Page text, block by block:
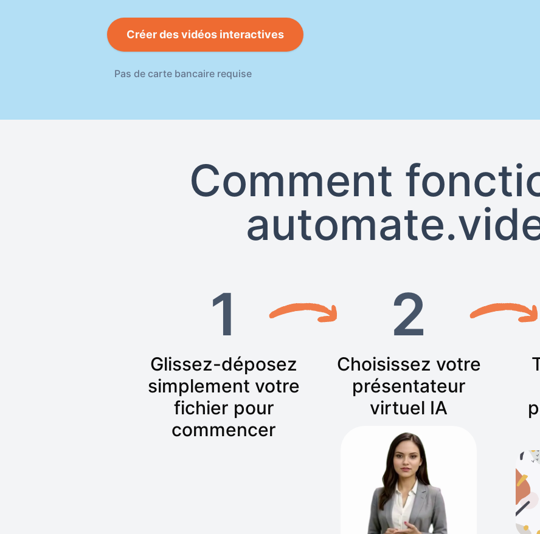
Créer des vidéos interactives
Pas de carte bancaire requise
Comment
1
Glissez-déposez
simplement votre
fichier pour
commencer
2
Choisissez votre
présentateur
virtuel IA